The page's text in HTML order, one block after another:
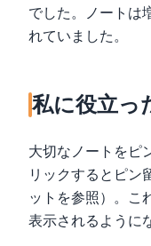
でした。ノートは
れていました。
私に役立っ
大切なノートをピ
リックするとピン
ットを参照）。こ
表示されるように